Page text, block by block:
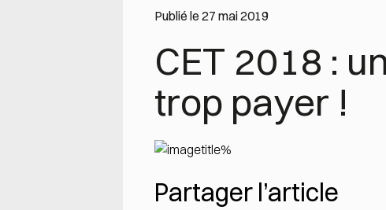
Publié le 27 mai 2019
CET 2018 :
trop payer !
Partager l’article